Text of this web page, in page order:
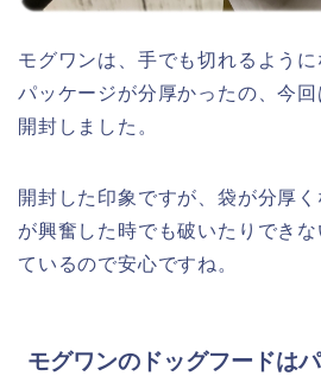
モグワンは、手でも切れるように
パッケージが分厚かったの、今
開封しました。
開封した印象ですが、袋が分厚
が興奮した時でも破いたりでき
ているので安心ですね。
モグワンのドッグフードは